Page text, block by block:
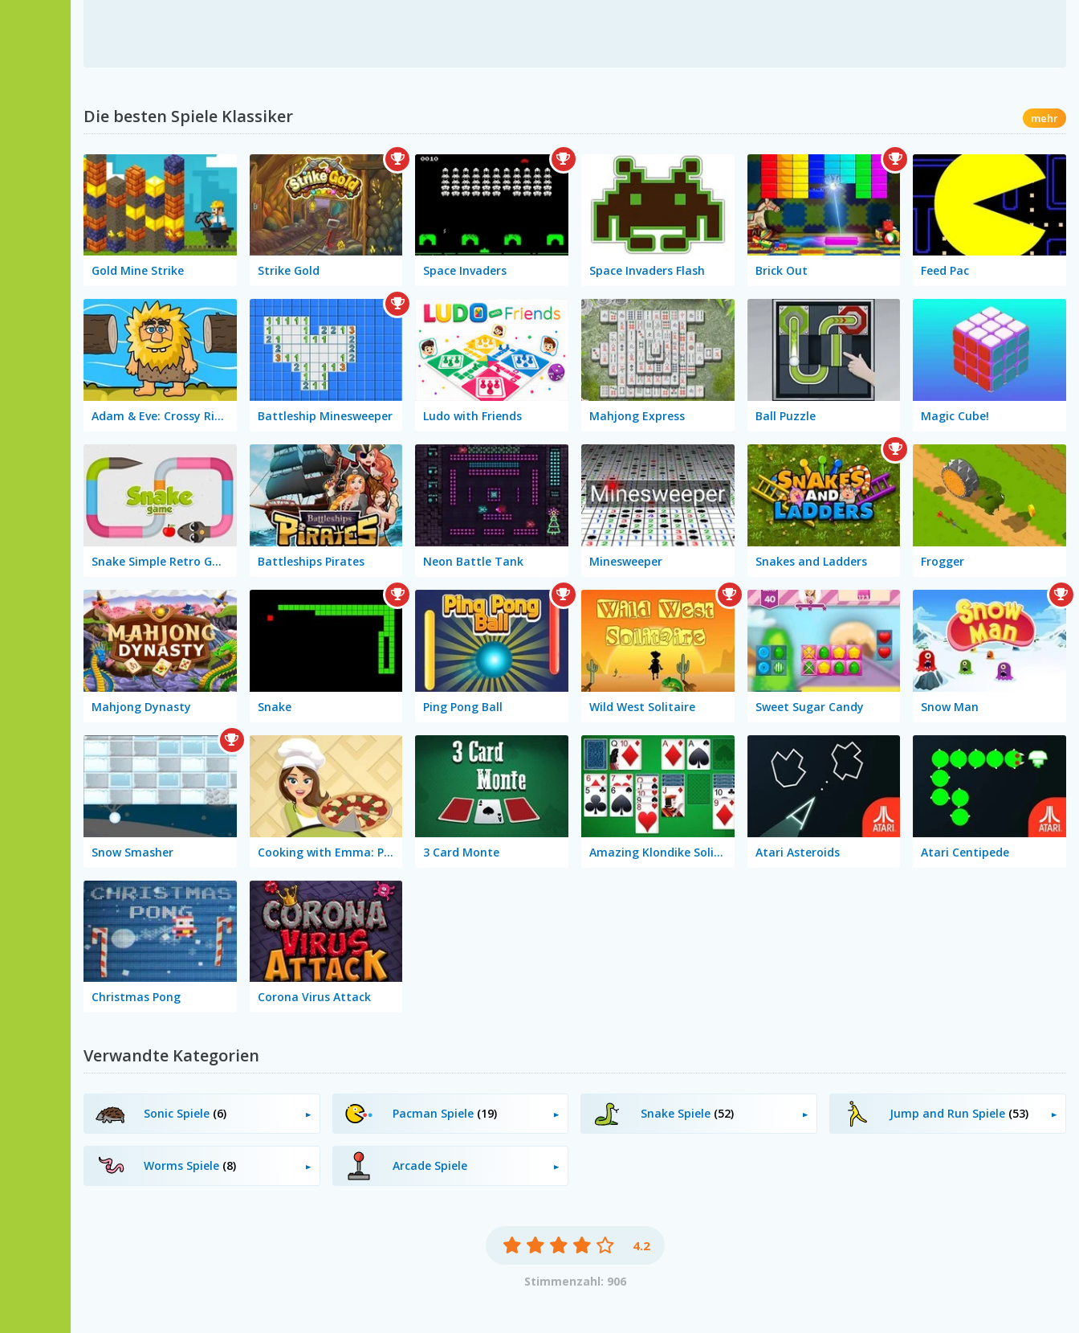
Die besten Spiele Klassiker mehr
Gold Mine Strike Strike Gold Space Invaders Space Invaders Flash Brick Out Feed Pac
Adam & Eve: Crossy River Battleship Minesweeper Ludo with Friends Mahjong Express Ball Puzzle Magic Cube!
Snake Simple Retro Game Battleships Pirates Neon Battle Tank Minesweeper Snakes and Ladders Frogger
Mahjong Dynasty Snake Ping Pong Ball Wild West Solitaire Sweet Sugar Candy Snow Man
Snow Smasher Cooking with Emma: Pizza Margherita Vegan 3 Card Monte Amazing Klondike Solitaire Atari Asteroids Atari Centipede
Christmas Pong Corona Virus Attack
Verwandte Kategorien
Sonic Spiele (6) Pacman Spiele (19) Snake Spiele (52) Jump and Run Spiele (53)
Worms Spiele (8) Arcade Spiele
4.2
Stimmenzahl: 906